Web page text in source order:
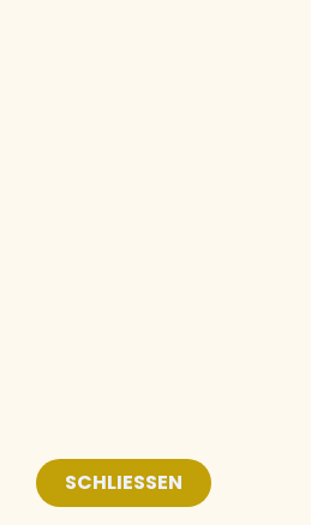
SCHLIESSEN